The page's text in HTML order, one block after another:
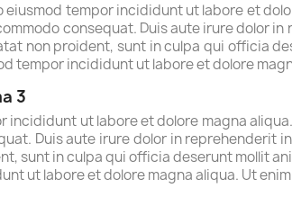
eiusmod tempor incididunt ut labore et
consequat. Duis aute irure dolor
non proident, sunt in culpa qui officia
tempor incididunt ut labore et dolore
3
incididunt ut labore et dolore magna
Duis aute irure dolor in reprehenderit
sunt in culpa qui officia deserunt mollit
ut labore et dolore magna aliqua. Ut